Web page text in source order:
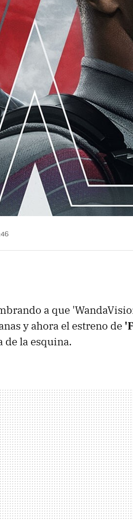
a que
y ahora el estreno de
de la esquina.